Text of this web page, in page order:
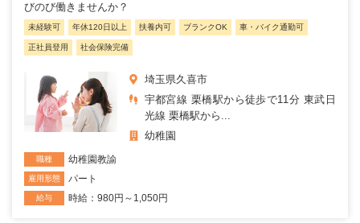
びのび働きませんか？
未経験可 年休120日以上 扶養内可 ブランクOK 車・バイク通勤可
正社員登用 社会保険完備
埼玉県久喜市
宇都宮線 栗橋駅から徒歩で11分 東武日
光線 栗橋駅から...
幼稚園
職種 幼稚園教諭
雇用形態 パート
給与 時給：980円～1,050円